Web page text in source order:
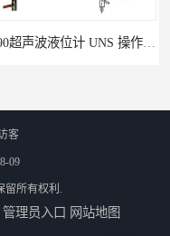
fmu90超声波液位计 UNS 操作简单
客
09
留所有权利.
管理员入口 网站地图